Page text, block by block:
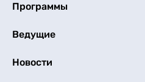
Программы
Ведущие
Новости